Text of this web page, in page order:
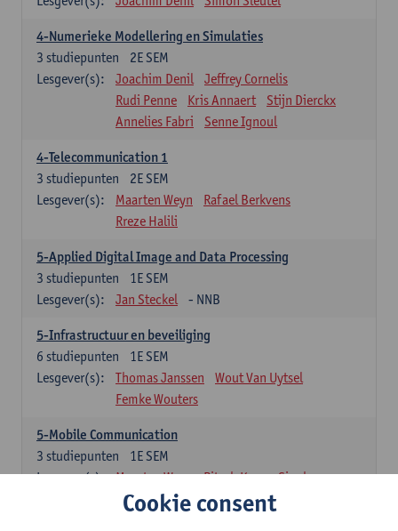
4-Numerieke Modellering en Simulaties
2E SEM
3 studiepunten
Lesgever(s):
Joachim Denil
Jeffrey Cornelis
Rudi Penne
Kris Annaert
Stijn Dierckx
Annelies Fabri
Senne Ignoul
4-Telecommunication 1
2E SEM
3 studiepunten
Lesgever(s):
Maarten Weyn
Rafael Berkvens
Rreze Halili
5-Applied Digital Image and Data Processing
1E SEM
3 studiepunten
Lesgever(s):
Jan Steckel - NNB
5-Infrastructuur en beveiliging
1E SEM
6 studiepunten
Lesgever(s):
Thomas Janssen
Wout Van Uytsel
Femke Wouters
5-Mobile Communication
1E SEM
3 studiepunten
Lesgever(s):
Maarten Weyn Ritesh Kumar Singh
5-Telecommunication 2Cookie consent